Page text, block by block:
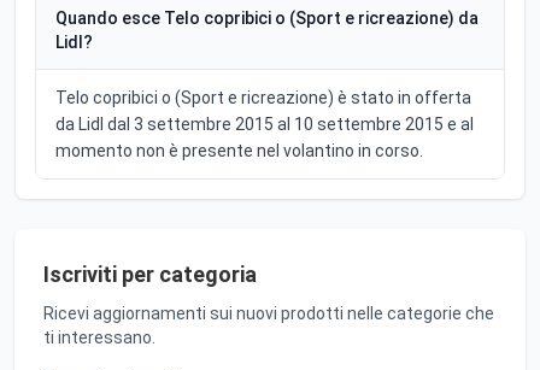
Quando esce Telo copribici o (Sport e ricreazione) da
Lidl?
Telo copribici o (Sport e ricreazione) è stato in offerta
da Lidl dal 3 settembre 2015 al 10 settembre 2015 e al
momento non è presente nel volantino in corso.
Iscriviti per categoria
Ricevi aggiornamenti sui nuovi prodotti nelle categorie che
ti interessano.